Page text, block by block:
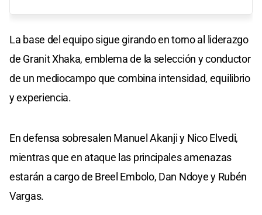
La base del equipo sigue girando en torno al liderazgo
de Granit Xhaka, emblema de la selección y conductor
de un mediocampo que combina intensidad, equilibrio
y experiencia.
En defensa sobresalen Manuel Akanji y Nico Elvedi,
mientras que en ataque las principales amenazas
estarán a cargo de Breel Embolo, Dan Ndoye y Rubén
Vargas.